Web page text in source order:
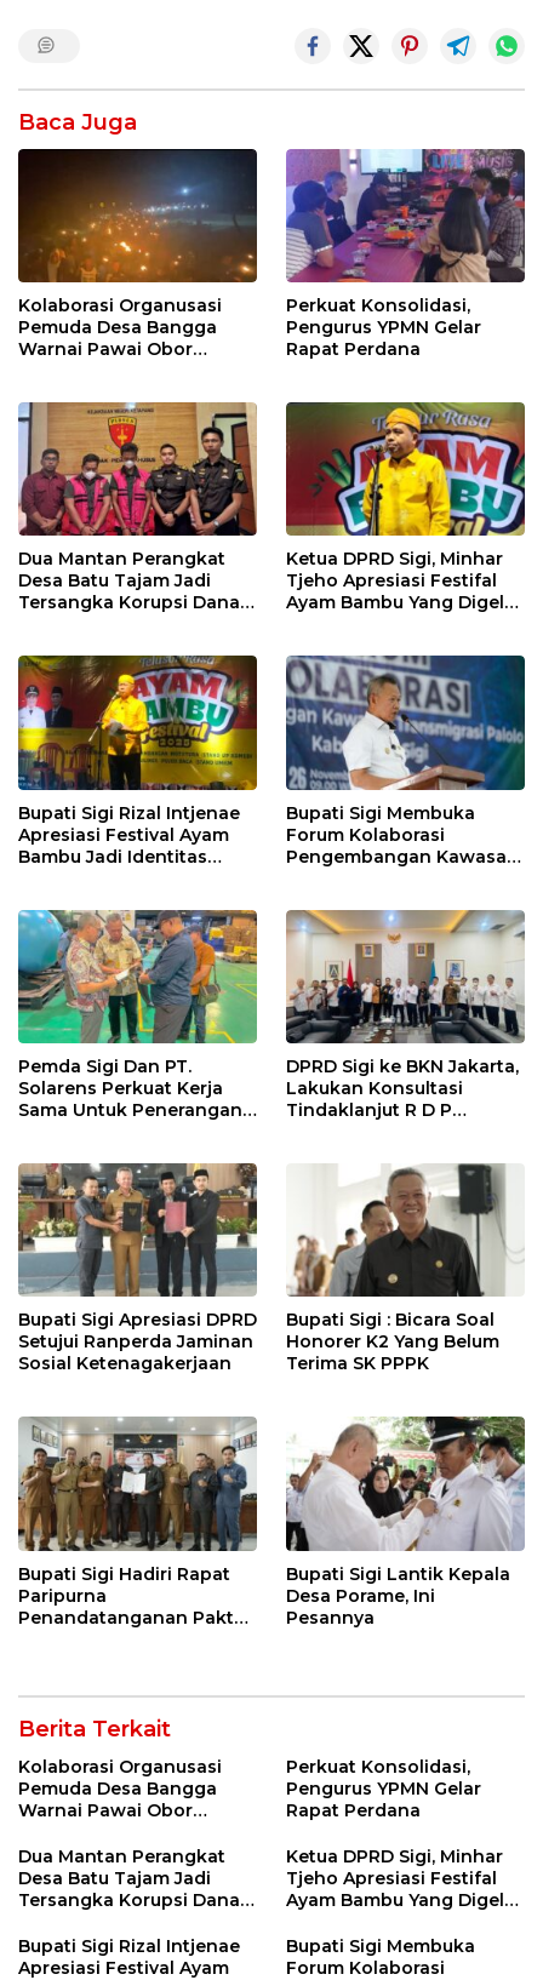
Baca Juga
Kolaborasi Organusasi
Pemuda Desa Bangga
Warnai Pawai Obor
Perkuat Konsolidasi,
Pengurus YPMN Gelar
Rapat Perdana
Dua Mantan Perangkat
Desa Batu Tajam Jadi
Tersangka Korupsi Dana
Ketua DPRD Sigi, Minhar
Tjeho Apresiasi Festifal
Ayam Bambu Yang Digelar
Bupati Sigi Rizal Intjenae
Apresiasi Festival Ayam
Bambu Jadi Identitas
Nasional
Bupati Sigi Membuka
Forum Kolaborasi
Pengembangan Kawasan
Pemda Sigi Dan PT.
Solarens Perkuat Kerja
Sama Untuk Penerangan
DPRD Sigi ke BKN Jakarta,
Lakukan Konsultasi
Tindaklanjut R D P
Bupati Sigi Apresiasi DPRD
Setujui Ranperda Jaminan
Sosial Ketenagakerjaan
Bupati Sigi : Bicara Soal
Honorer K2 Yang Belum
Terima SK PPPK
Bupati Sigi Hadiri Rapat
Paripurna
Penandatanganan Pakta
Bupati Sigi Lantik Kepala
Desa Porame, Ini
Pesannya
Berita Terkait
Kolaborasi Organusasi
Pemuda Desa Bangga
Warnai Pawai Obor
2026
Perkuat Konsolidasi,
Pengurus YPMN Gelar
Rapat Perdana
Dua Mantan Perangkat
Desa Batu Tajam Jadi
Tersangka Korupsi Dana
Ketua DPRD Sigi, Minhar
Tjeho Apresiasi Festifal
Ayam Bambu Yang Digelar
Bupati Sigi Rizal Intjenae
Apresiasi Festival Ayam
Bupati Sigi Membuka
Forum Kolaborasi